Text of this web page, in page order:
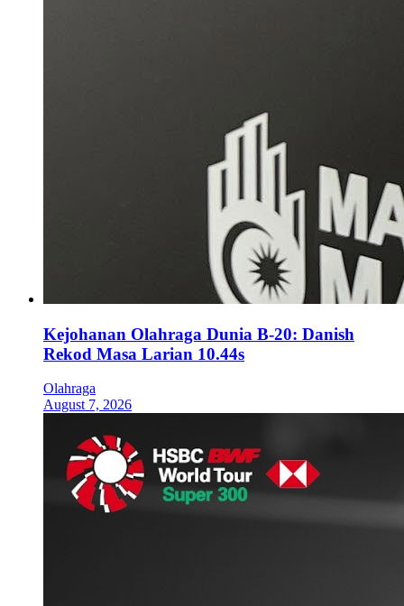
Kejohanan Olahraga Dunia B-20: Danish
Rekod Masa Larian 10.44s
Olahraga
August 7, 2026